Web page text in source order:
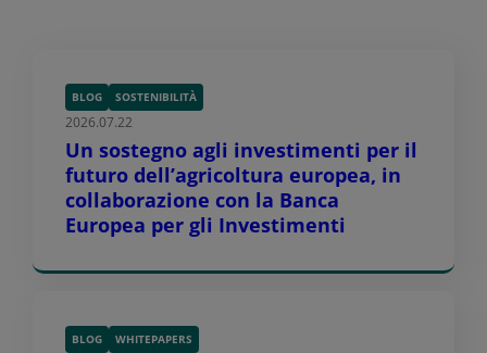
BLOG SOSTENIBILITÀ
2026.07.22
Un sostegno agli investimenti per il
futuro dell’agricoltura europea, in
collaborazione con la Banca
Europea per gli Investimenti
BLOG WHITEPAPERS